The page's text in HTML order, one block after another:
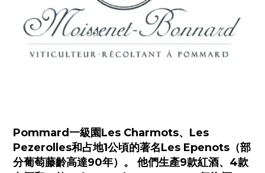
Pommard一級園Les Charmots、Les
Pezerolles和占地1公頃的著名Les Epenots（部
分葡萄藤齡高達90年）。 他們生產9款紅酒、4款